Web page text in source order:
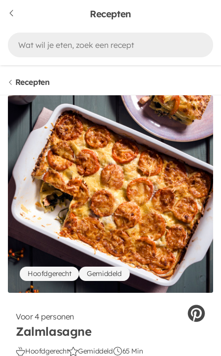
Recepten
Recepten
Voor 4 personen
Zalmlasagne
Hoofdgerecht Gemiddeld 65 Min
Hoofdgerecht Gemiddeld